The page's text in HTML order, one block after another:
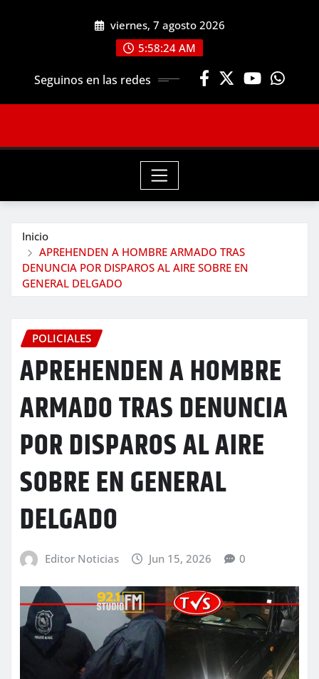
viernes, 7 agosto 2026
5:58:25 AM
Seguinos en las redes
Inicio
APREHENDEN A HOMBRE ARMADO TRAS
DENUNCIA POR DISPAROS AL AIRE SOBRE EN
GENERAL DELGADO
POLICIALES
APREHENDEN A HOMBRE
ARMADO TRAS DENUNCIA
POR DISPAROS AL AIRE
SOBRE EN GENERAL
DELGADO
Editor Noticias Jun 15, 2026 0